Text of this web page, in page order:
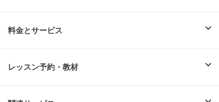
料金とサービス
レッスン予約・教材